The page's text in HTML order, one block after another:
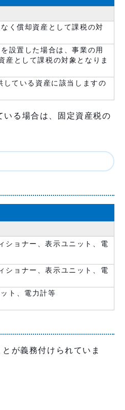
く償却資産として課税の対
設置した場合は、事業の用
産として課税の対象となりま
ている資産に該当しますの
る場合は、固定資産税の
ショナー、表示ユニット、電
ショナー、表示ユニット、電
ト、電力計等
が義務付けられていま